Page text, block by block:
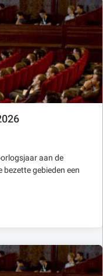
aan de
bezette gebieden een